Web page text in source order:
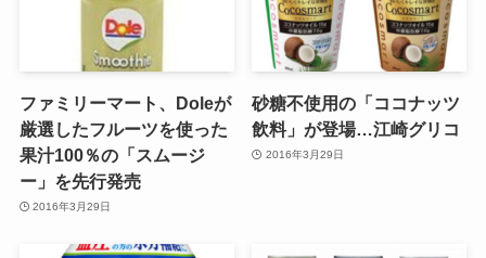
ファミリーマート、Doleが
厳選したフルーツを使った
果汁100％の「スムージ
ー」を先行発売
2016年3月29日
砂糖不使用の「ココナッツ
飲料」が登場…江崎グリコ
2016年3月29日